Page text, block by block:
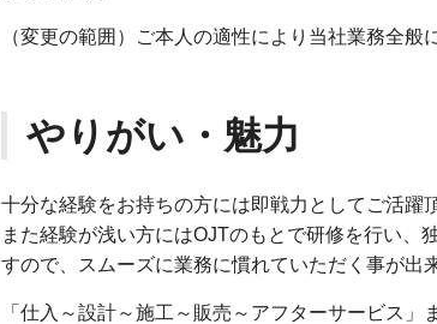
（変更の範囲）ご本人の適性により当社業務全般
やりがい・魅力
十分な経験をお持ちの方には即戦力としてご活躍
また経験が浅い方にはOJTのもとで研修を行い、
すので、スムーズに業務に慣れていただく事が出
「仕入～設計～施工～販売～アフターサービス